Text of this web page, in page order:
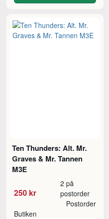
Ten Thunders: Alt. Mr.
Graves & Mr. Tannen
M3E
250 kr
2 på
postorder
Butiken
Postorder